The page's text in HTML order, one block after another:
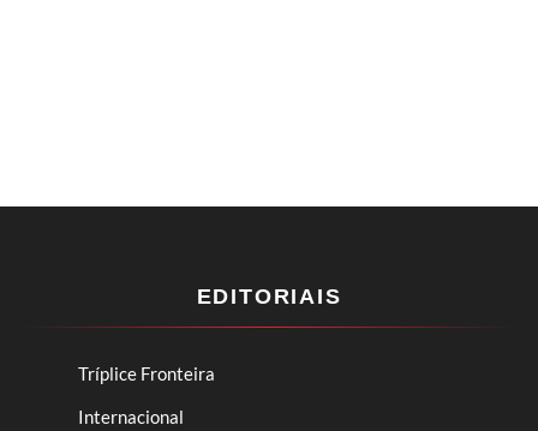
EDITORIAIS
Tríplice Fronteira
Internacional